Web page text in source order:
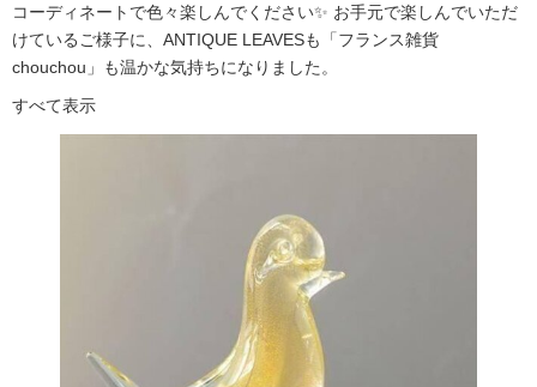
コーディネートで色々楽しんでください✨ お手元で楽しんでいただ
けているご様子に、ANTIQUE LEAVESも「フランス雑貨
chouchou」も温かな気持ちになりました。
すべて表示